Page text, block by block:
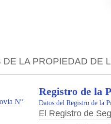
DE LA PROPIEDAD DE
Registro de la
Datos del Registro de la
El Registro de